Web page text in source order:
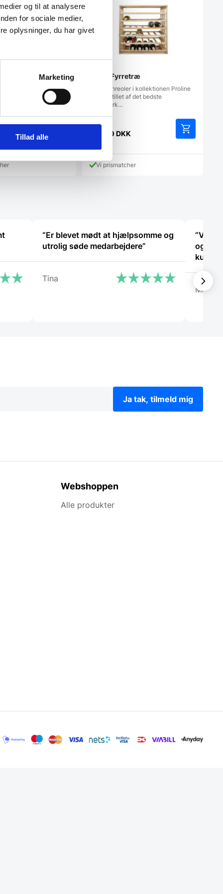
og til at analysere
for sociale medier,
oplysninger, du har givet
Marketing
Tillad alle
Brændt Fyrretræ
i kollektionen Proline
ZOE – Fyrretræ
Vores vinreoler i kollektionen Proline
er fremstillet af det bedste
håndværk…
979,00 DKK
Vi prismatcher
“Er blevet mødt at hjælpsomme og
utrolig søde medarbejdere”
Tina
også
Ja tak, tilmeld mig
Webshoppen
Alle produkter